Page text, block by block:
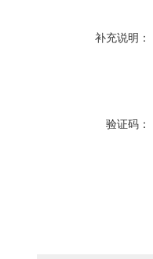
补充说明：
验证码：